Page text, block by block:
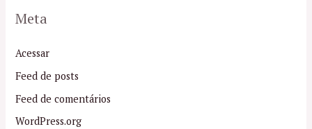
Meta
Acessar
Feed de posts
Feed de comentários
WordPress.org